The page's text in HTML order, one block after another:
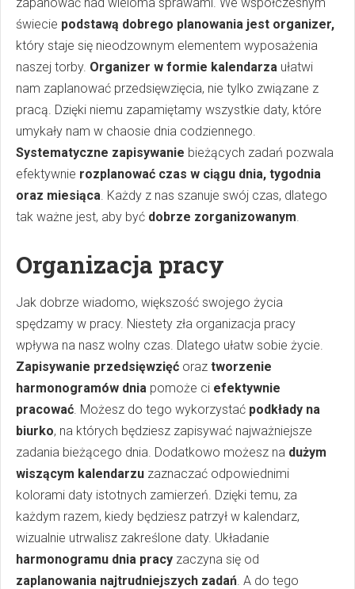
świecie podstawą dobrego planowania jest organizer,
który staje się nieodzownym elementem wyposażenia
naszej torby. Organizer w formie kalendarza ułatwi
nam zaplanować przedsięwzięcia, nie tylko związane z
pracą. Dzięki niemu zapamiętamy wszystkie daty, które
umykały nam w chaosie dnia codziennego.
Systematyczne zapisywanie bieżących zadań pozwala
efektywnie rozplanować czas w ciągu dnia, tygodnia
oraz miesiąca. Każdy z nas szanuje swój czas, dlatego
tak ważne jest, aby być dobrze zorganizowanym.
Organizacja pracy
Jak dobrze wiadomo, większość swojego życia
spędzamy w pracy. Niestety zła organizacja pracy
wpływa na nasz wolny czas. Dlatego ułatw sobie życie.
Zapisywanie przedsięwzięć oraz tworzenie
harmonogramów dnia pomoże ci efektywnie
pracować. Możesz do tego wykorzystać podkłady na
biurko, na których będziesz zapisywać najważniejsze
zadania bieżącego dnia. Dodatkowo możesz na dużym
wiszącym kalendarzu zaznaczać odpowiednimi
kolorami daty istotnych zamierzeń. Dzięki temu, za
każdym razem, kiedy będziesz patrzył w kalendarz,
wizualnie utrwalisz zakreślone daty. Układanie
harmonogramu dnia pracy zaczyna się od
zaplanowania najtrudniejszych zadań. A do tego